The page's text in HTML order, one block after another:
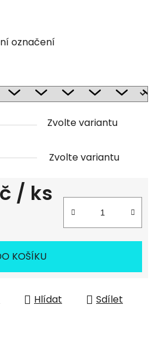
označení
Zvolte variantu
Zvolte variantu
/ ks
KOŠÍKU
Hlídat Sdílet